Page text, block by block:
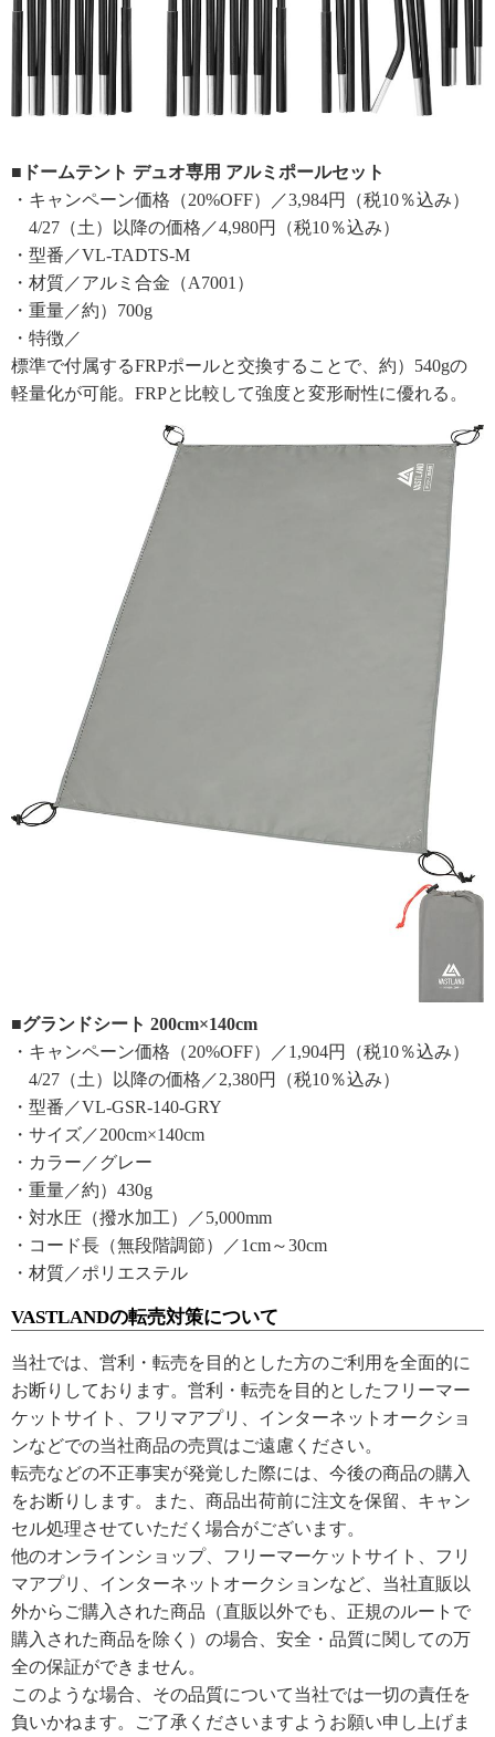
■ドームテント デュオ専用 アルミポールセット
・キャンペーン価格（20%OFF）／3,984円（税10％込み）
4/27（土）以降の価格／4,980円（税10％込み）
・型番／VL-TADTS-M
・材質／アルミ合金（A7001）
・重量／約）700g
・特徴／
標準で付属するFRPポールと交換することで、約）540gの
軽量化が可能。FRPと比較して強度と変形耐性に優れる。
■グランドシート 200cm×140cm
・キャンペーン価格（20%OFF）／1,904円（税10％込み）
4/27（土）以降の価格／2,380円（税10％込み）
・型番／VL-GSR-140-GRY
・サイズ／200cm×140cm
・カラー／グレー
・重量／約）430g
・対水圧（撥水加工）／5,000mm
・コード長（無段階調節）／1cm～30cm
・材質／ポリエステル
VASTLANDの転売対策について
当社では、営利・転売を目的とした方のご利用を全面的に
お断りしております。営利・転売を目的としたフリーマー
ケットサイト、フリマアプリ、インターネットオークショ
ンなどでの当社商品の売買はご遠慮ください。
転売などの不正事実が発覚した際には、今後の商品の購入
をお断りします。また、商品出荷前に注文を保留、キャン
セル処理させていただく場合がございます。
他のオンラインショップ、フリーマーケットサイト、フリ
マアプリ、インターネットオークションなど、当社直販以
外からご購入された商品（直販以外でも、正規のルートで
購入された商品を除く）の場合、安全・品質に関しての万
全の保証ができません。
このような場合、その品質について当社では一切の責任を
負いかねます。ご了承くださいますようお願い申し上げま